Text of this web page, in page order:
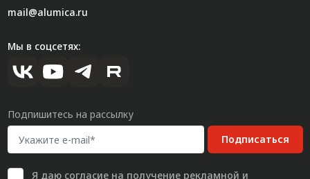
mail@alumica.ru
Мы в соцсетях:
Подпишитесь на рассылку
Подписаться
Я даю согласиена получение рекламной и